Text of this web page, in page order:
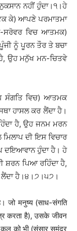
ਨਹੀਂ ਹੁੰਦਾ।੧।ਹੇ
ਕੇ) ਆਪਣੇ ਪਰਮਾਤਮਾ
ਸਰੋਵਰ ਵਿਚ ਆਤਮਕ)
ਨੂੰ ਪੂਰਨ ਤੌਰ ਤੇ ਬਚਾ
ਹੈ, ਉਹ ਮਨੁੱਖ ਮਨ-ਚਿਤਵੇ
ਸੰਗਤਿ ਵਿਚ) ਆਤਮਕ
ਹਾਸਲ ਕਰ ਲੈਂਦਾ ਹੈ।
ਹੈ, ਉਹ ਜਨਮ ਮਰਨ
ਦੀ ਇਸ ਵਿਚਾਰ
ਦਇਆਵਾਨ ਹੁੰਦਾ ਹੈ। ਹੇ
ਸ਼ਰਨ ਪਿਆ ਰਹਿੰਦਾ ਹੈ,
ਹੈ।੪।੭।੫੭।
जो मनुष्य (साध-संगति
करता है), उसके जीवन
कुल को भी (संसार समुंद्र